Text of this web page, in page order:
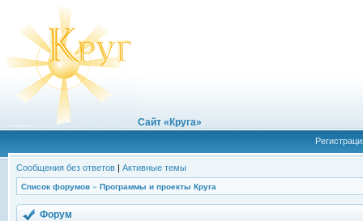
Сайт «Круга»
Сообщения без ответов | Активные темы
Список форумов » Программы и проекты Круга
Форум